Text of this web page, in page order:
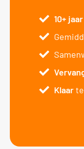
10+ jaar
Klaar